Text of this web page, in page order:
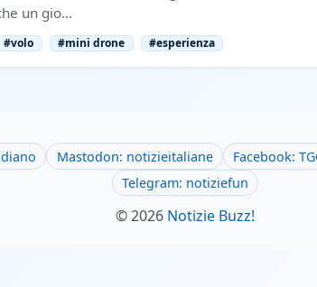
un gio…
#volo #mini drone #esperienza
Mastodon: notizieitaliane Facebook:
Telegram: notiziefun
© 2026 Notizie Buzz!